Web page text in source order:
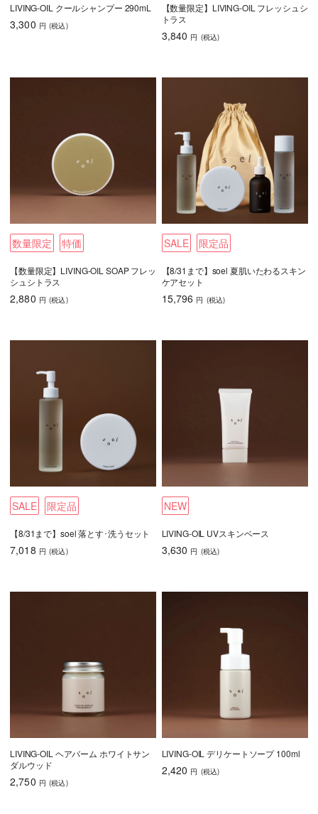
LIVING-OIL クールシャンプー 290mL
3,300 円 (税込)
【数量限定】LIVING-OIL フレッシュシ
トラス
3,840 円 (税込)
数量限定 特価
【数量限定】LIVING-OIL SOAP フレッ
シュシトラス
2,880 円 (税込)
SALE 限定品
【8/31まで】soel 夏肌いたわるスキン
ケアセット
15,796 円 (税込)
SALE 限定品
【8/31まで】soel 落とす･洗うセット
7,018 円 (税込)
NEW
LIVING-OIL UVスキンベース
3,630 円 (税込)
LIVING-OIL ヘアバーム ホワイトサン
ダルウッド
2,750 円 (税込)
LIVING-OIL デリケートソープ 100ml
2,420 円 (税込)